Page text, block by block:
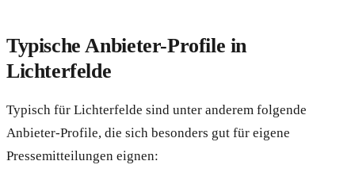
Typische Anbieter-Profile in
Lichterfelde
Typisch für Lichterfelde sind unter anderem folgende
Anbieter-Profile, die sich besonders gut für eigene
Pressemitteilungen eignen: